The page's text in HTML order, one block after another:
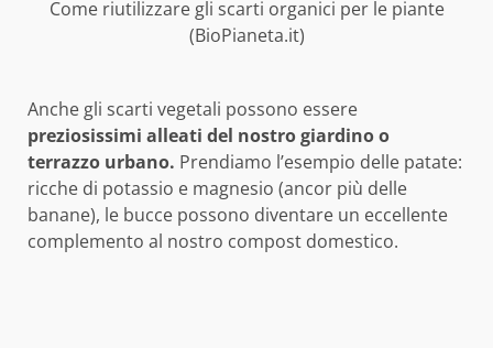
Come riutilizzare gli scarti organici per le piante
(BioPianeta.it)
Anche gli scarti vegetali possono essere
preziosissimi alleati del nostro giardino o
terrazzo urbano. Prendiamo l’esempio delle patate:
ricche di potassio e magnesio (ancor più delle
banane), le bucce possono diventare un eccellente
complemento al nostro compost domestico.